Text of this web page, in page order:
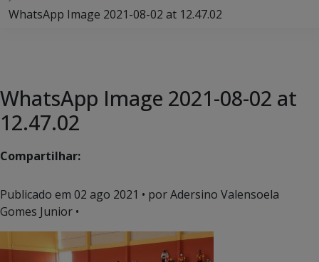
WhatsApp Image 2021-08-02 at 12.47.02
WhatsApp Image 2021-08-02 at
12.47.02
Compartilhar:
Publicado em 02 ago 2021 • por Adersino Valensoela
Gomes Junior •